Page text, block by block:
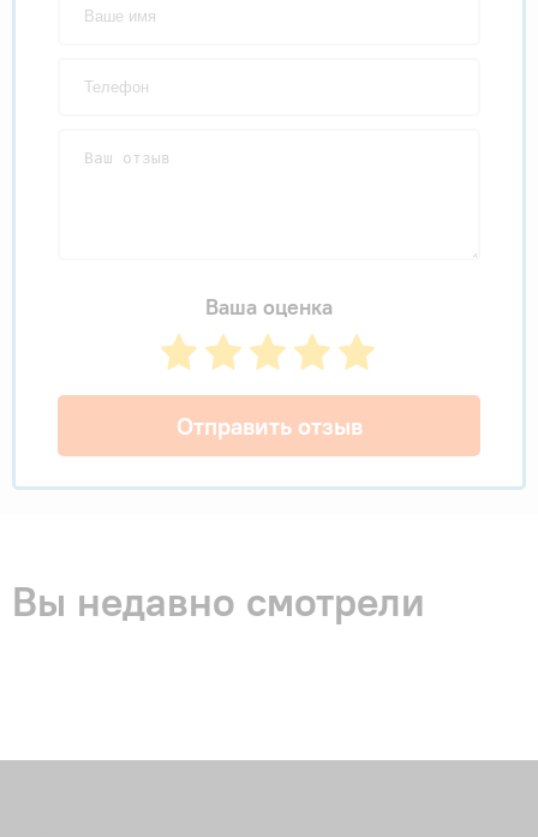
Ваша оценка
Отправить отзыв
Вы недавно смотрели